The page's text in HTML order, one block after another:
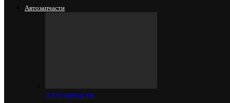
Автозапчасти
Автозапчасти